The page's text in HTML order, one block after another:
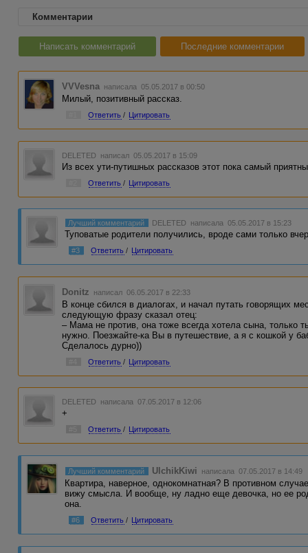
Комментарии
Написать комментарий Последние комментарии
VVVesna написала 05.05.2017 в 00:50
Милый, позитивный рассказ.
Ответить / Цитировать
DELETED написал 05.05.2017 в 15:09
Из всех ути-путишных рассказов этот пока самый
Ответить / Цитировать
Лучший комментарий DELETED написала 05.05.2017 в 15:23
Туповатые родители получились, вроде сами только
#3 Ответить / Цитировать
Donitz написал 06.05.2017 в 22:33
В конце сбился в диалогах, и начал путать говорящих
следующую фразу сказал отец:
– Мама не против, она тоже всегда хотела сына, только
нужно. Поезжайте-ка Вы в путешествие, а я с кошкой у
Сделалось дурно))
Ответить / Цитировать
DELETED написала 07.05.2017 в 12:06
+
Ответить / Цитировать
Лучший комментарий UlchikKiwi написала 07.05.2017 в 14:49
Квартира, наверное, однокомнатная? В противном
вижу смысла. И вообще, ну ладно еще девочка, но ее
она.
#6 Ответить / Цитировать